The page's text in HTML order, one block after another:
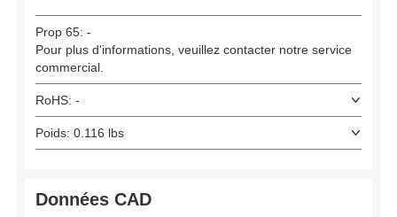
Prop 65: -
Pour plus d'informations, veuillez contacter notre service
commercial.
RoHS: -
Poids: 0.116 lbs
Données CAD